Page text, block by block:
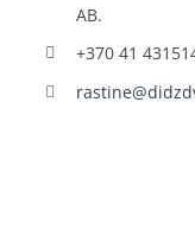
AB.
+370 41